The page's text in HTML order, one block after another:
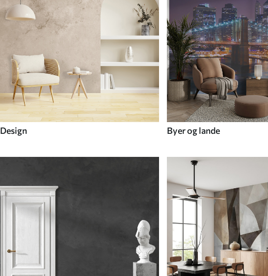
Design Byer og lande